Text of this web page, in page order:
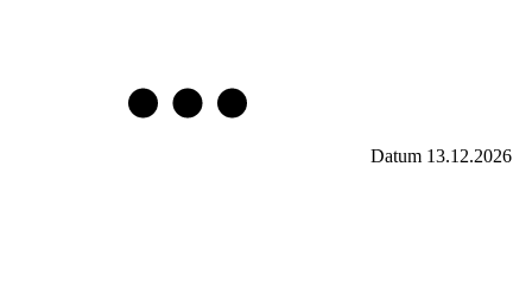
Datum 13.12.2026